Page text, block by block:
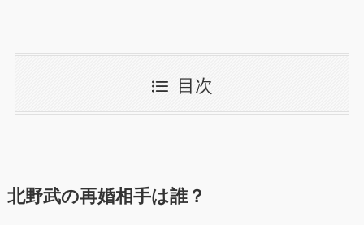
目次
北野武の再婚相手は誰？